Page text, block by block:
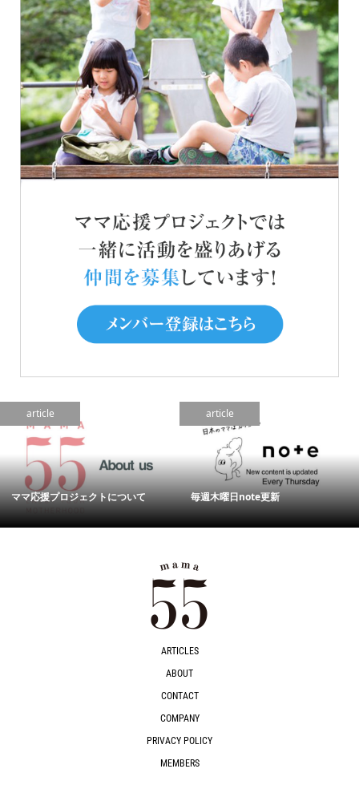
article
ママ応援プロジェクトについて
article
毎週木曜日note更新
ARTICLES
ABOUT
CONTACT
COMPANY
PRIVACY POLICY
MEMBERS